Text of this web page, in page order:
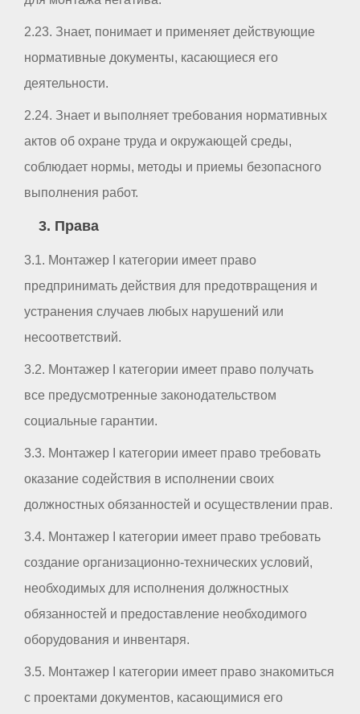
2.23. Знает, понимает и применяет действующие
нормативные документы, касающиеся его
деятельности.
2.24. Знает и выполняет требования нормативных
актов об охране труда и окружающей среды,
соблюдает нормы, методы и приемы безопасного
выполнения работ.
3. Права
3.1. Монтажер I категории имеет право
предпринимать действия для предотвращения и
устранения случаев любых нарушений или
несоответствий.
3.2. Монтажер I категории имеет право получать
все предусмотренные законодательством
социальные гарантии.
3.3. Монтажер I категории имеет право требовать
оказание содействия в исполнении своих
должностных обязанностей и осуществлении прав.
3.4. Монтажер I категории имеет право требовать
создание организационно-технических условий,
необходимых для исполнения должностных
обязанностей и предоставление необходимого
оборудования и инвентаря.
3.5. Монтажер I категории имеет право знакомиться
с проектами документов, касающимися его